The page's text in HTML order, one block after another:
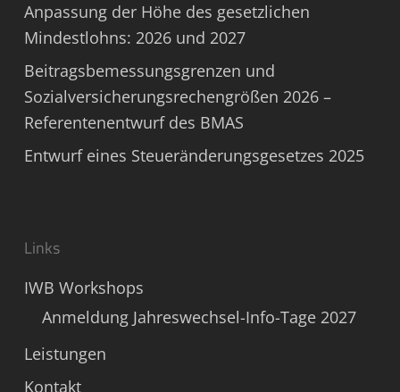
Anpassung der Höhe des gesetzlichen
Mindestlohns: 2026 und 2027
Beitragsbemessungsgrenzen und
Sozialversicherungsrechengrößen 2026 –
Referentenentwurf des BMAS
Entwurf eines Steueränderungsgesetzes 2025
Links
IWB Workshops
Anmeldung Jahreswechsel-Info-Tage 2027
Leistungen
Kontakt